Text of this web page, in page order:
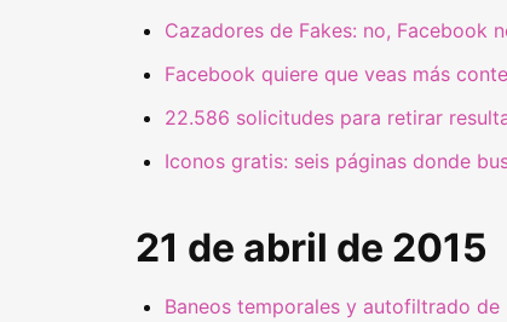
Cazadores de Fakes: no, Facebook
Facebook quiere que veas más
22.586 solicitudes para retirar
Iconos gratis: seis páginas donde
21 de abril de 2015
Baneos temporales y autofiltrado